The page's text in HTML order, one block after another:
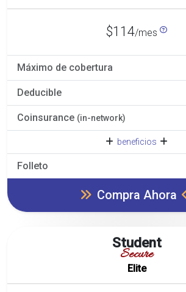
$114/mes
Máximo de cobertura
Deducible
Coinsurance (in-network)
beneficios
Folleto
Compra Ahora
Student
Secure
Elite